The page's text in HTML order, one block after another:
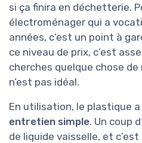
si ça finira en déchetterie.
électroménager qui a
années, c’est un point à
ce niveau de prix, c’est
cherches quelque chose
n’est pas idéal.
En utilisation, le plastique
entretien simple. Un coup
de liquide vaisselle, et